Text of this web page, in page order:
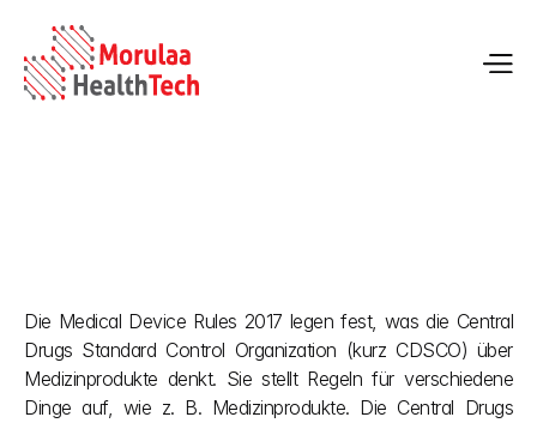
29.04.2026
Die Medical Device Rules 2017 legen fest, was die Central
Drugs Standard Control Organization (kurz CDSCO) über
Medizinprodukte denkt. Sie stellt Regeln für verschiedene
Dinge auf, wie z. B. Medizinprodukte. Die Central Drugs